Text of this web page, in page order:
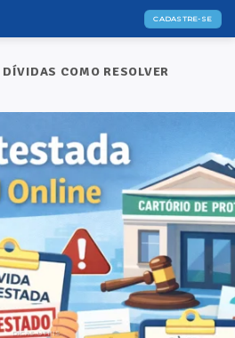
CADASTRE-SE
DÍVIDAS COMO RESOLVER
DICAS ÚTEIS